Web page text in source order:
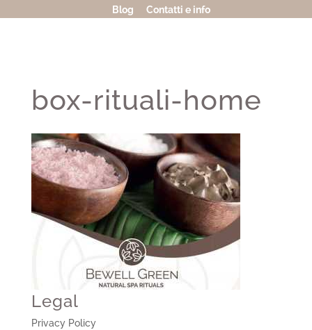
Blog Contatti e info
box-rituali-home
Legal
Privacy Policy